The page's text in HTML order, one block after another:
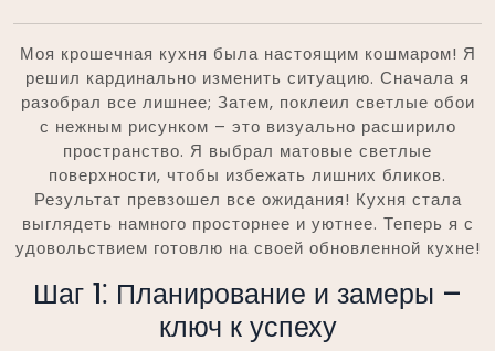
Моя крошечная кухня была настоящим кошмаром! Я
решил кардинально изменить ситуацию. Сначала я
разобрал все лишнее; Затем, поклеил светлые обои
с нежным рисунком – это визуально расширило
пространство. Я выбрал матовые светлые
поверхности, чтобы избежать лишних бликов.
Результат превзошел все ожидания! Кухня стала
выглядеть намного просторнее и уютнее. Теперь я с
удовольствием готовлю на своей обновленной кухне!
Шаг 1⁚ Планирование и замеры –
ключ к успеху